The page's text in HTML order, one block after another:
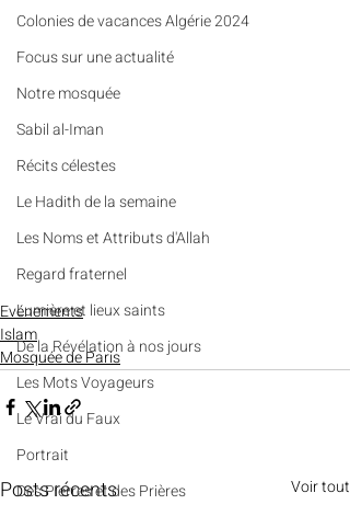
Colonies de vacances Algérie 2024
​​Focus sur une actualité
Notre mosquée
Sabil al-Iman
Récits célestes
Le Hadith de la semaine
Les Noms et Attributs d'Allah
Regard fraternel
Lumière et lieux saints
De la Révélation à nos jours
Les Mots Voyageurs
Le Vrai du Faux
Portrait
Des Pierres et des Prières
Evénements
Islam
Mosquée de Paris
Posts récents Voir tout